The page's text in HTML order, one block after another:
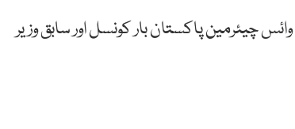
چیئرمین پاکستان بار کونسل اور سابق وزیر